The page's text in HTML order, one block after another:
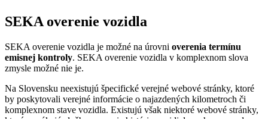
SEKA overenie vozidla
SEKA overenie vozidla je možné na úrovni overenia termínu
emisnej kontroly. SEKA overenie vozidla v komplexnom slova
zmysle možné nie je.
Na Slovensku neexistujú špecifické verejné webové stránky, ktoré
by poskytovali verejné informácie o najazdených kilometroch či
komplexnom stave vozidla. Existujú však niektoré webové stránky,